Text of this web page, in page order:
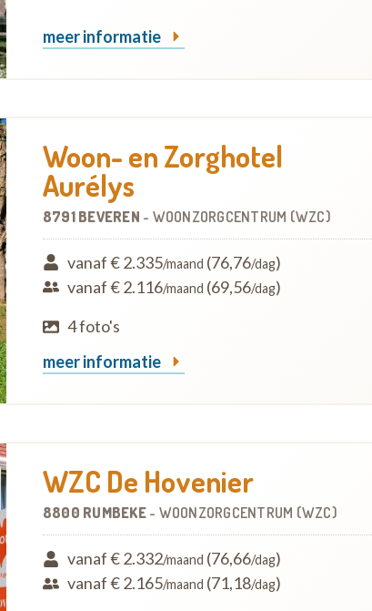
meer informatie
Woon- en Zorghotel
Aurélys
8791 BEVEREN - WOONZORGCENTRUM (WZC)
vanaf € 2.335/maand (76,76/dag)
vanaf € 2.116/maand (69,56/dag)
4 foto's
meer informatie
WZC De Hovenier
8800 RUMBEKE - WOONZORGCENTRUM (WZC)
vanaf € 2.332/maand (76,66/dag)
vanaf € 2.165/maand (71,18/dag)